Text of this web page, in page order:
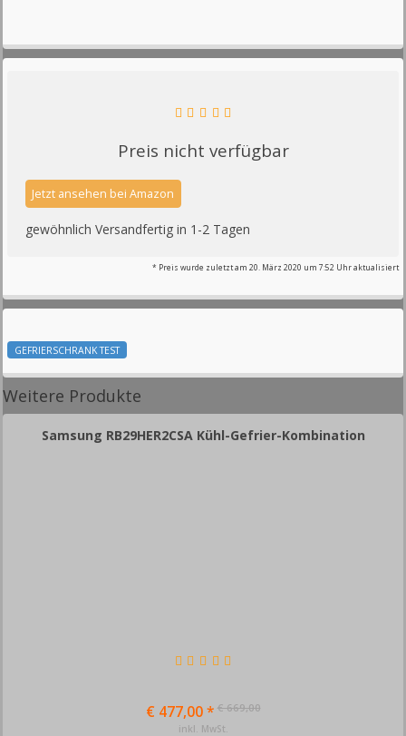
Preis nicht verfügbar
gewöhnlich Versandfertig in 1-2 Tagen
* Preis wurde zuletzt am 20. März 2020 um 7:52 Uhr aktualisiert
GEFRIERSCHRANK TEST
Weitere Produkte
Samsung RB29HER2CSA Kühl-Gefrier-Kombination
€ 477,00 * € 669,00
inkl. MwSt.